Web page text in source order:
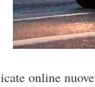
online